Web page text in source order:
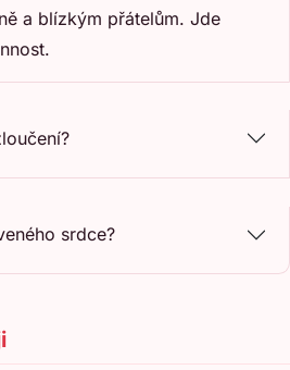
a blízkým přátelům. Jde
srdce?